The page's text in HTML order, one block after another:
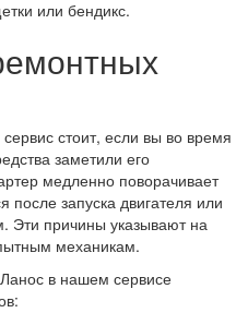
или бендикс.
стоит, если вы во время
заметили его
медленно поворачивает
после запуска двигателя или
Эти причины указывают на
механикам.
в нашем сервисе